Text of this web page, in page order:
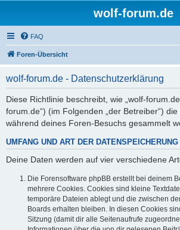
wolf-forum.de
FAQ
Foren-Übersicht
wolf-forum.de - Datenschutzerklärung
Diese Richtlinie beschreibt, wie „wolf-
forum.de“) (im Folgenden „der Betreiber“)
während deines Foren-Besuchs gesammelt
UMFANG UND ART DER DATENSPEICHERUNG
Deine Daten werden auf vier verschiedene
Die Forensoftware phpBB erstellt bei deinem
mehrere Cookies. Cookies sind kleine
temporäre Dateien ablegt und die zwischen
Boards erhalten bleiben. In diesen Cookies
Sitzung (damit dir alle Seitenaufrufe